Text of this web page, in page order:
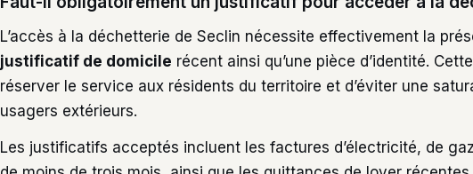
L’accès à la déchetterie de Seclin nécessite effectivement la
justificatif de domicile récent ainsi qu’une pièce d’identité.
réserver le service aux résidents du territoire et d’éviter une
usagers extérieurs.
Les justificatifs acceptés incluent les factures d’électricité, de